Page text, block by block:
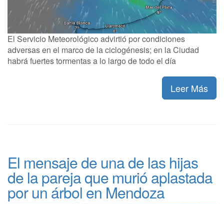
El Servicio Meteorológico advirtió por condiciones
adversas en el marco de la ciclogénesis; en la Ciudad
habrá fuertes tormentas a lo largo de todo el día
Leer Más
El mensaje de una de las hijas
de la pareja que murió aplastada
por un árbol en Mendoza